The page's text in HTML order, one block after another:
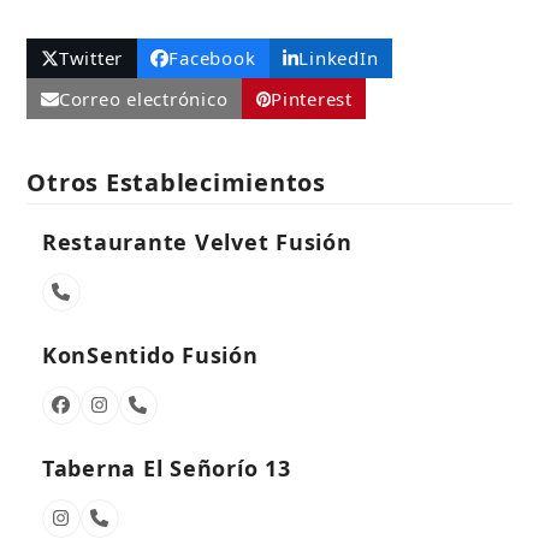
Twitter Facebook
LinkedIn
Correo electrónico
Pinterest
Otros Establecimientos
Restaurante Velvet Fusión
Número
KonSentido Fusión
Facebook
Instagram
Número
Taberna El Señorío 13
Instagram
Número